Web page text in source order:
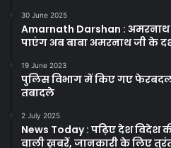
30 June 2025
Amarnath Darshan : अमरनाथ
पाएंग अब बाबा अमरनाथ जी के
19 June 2023
पुलिस विभाग में किए गए
तबादले
2 July 2025
News Today : पढ़िए देश विदेश
वाली ख़बरें, जानकारी के लिए